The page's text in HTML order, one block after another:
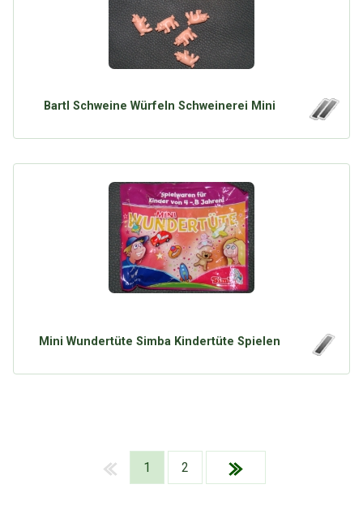
Bartl Schweine Würfeln Schweinerei Mini
Mini Wundertüte Simba Kindertüte Spielen
1 2